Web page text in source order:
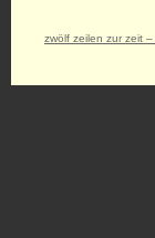
zwölf zeilen zur zeit